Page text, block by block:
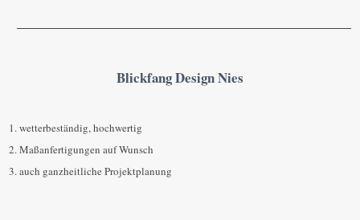
Blickfang Design Nies
wetterbeständig, hochwertig
Maßanfertigungen auf Wunsch
auch ganzheitliche Projektplanung